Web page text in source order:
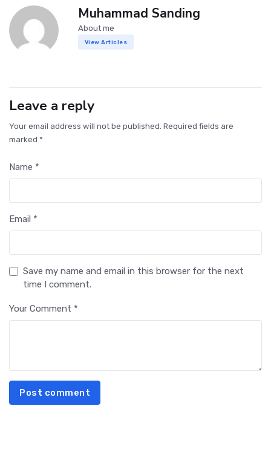
Muhammad Sanding
About me
View Articles
Leave a reply
Your email address will not be published. Required fields are
marked *
Name *
Email *
Save my name and email in this browser for the next
time I comment.
Your Comment *
Post comment